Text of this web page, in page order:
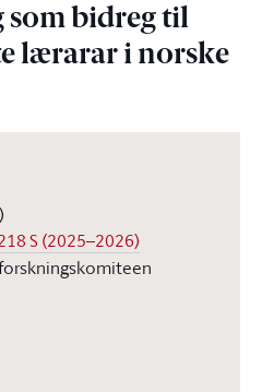
bidreg til
lærarar i norske
S (2025–2026)